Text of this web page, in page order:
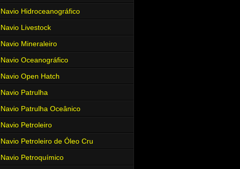
Navio Hidroceanográfico
Navio Livestock
Navio Mineraleiro
Navio Oceanográfico
Navio Open Hatch
Navio Patrulha
Navio Patrulha Oceânico
Navio Petroleiro
Navio Petroleiro de Óleo Cru
Navio Petroquímico